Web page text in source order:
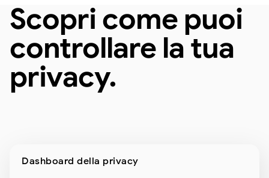
Scopri come puoi
controllare la tua
privacy.
Dashboard della privacy